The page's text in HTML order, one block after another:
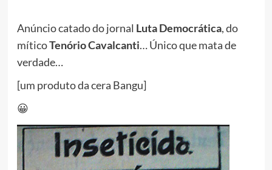
Anúncio catado do jornal Luta Democrática, do
míticoTenório Cavalcanti… Único que mata de
verdade…
[um produto da cera Bangu]
😀